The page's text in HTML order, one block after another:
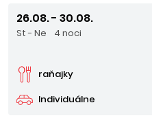
26.08. - 30.08.
St - Ne 4 noci
Individuálne
raňajky